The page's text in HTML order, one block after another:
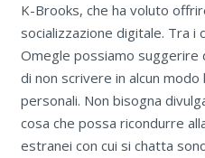
K-Brooks, che ha voluto
socializzazione digitale. Tra i
Omegle possiamo suggerire
di non scrivere in alcun
personali. Non bisogna
cosa che possa ricondurre
estranei con cui si chatta